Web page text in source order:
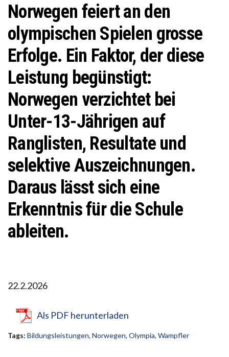
Norwegen feiert an den
olympischen Spielen grosse
Erfolge. Ein Faktor, der diese
Leistung begünstigt:
Norwegen verzichtet bei
Unter-13-Jährigen auf
Ranglisten, Resultate und
selektive Auszeichnungen.
Daraus lässt sich eine
Erkenntnis für die Schule
ableiten.
22.2.2026
Als PDF herunterladen
Tags: Bildungsleistungen, Norwegen, Olympia, Wampfler